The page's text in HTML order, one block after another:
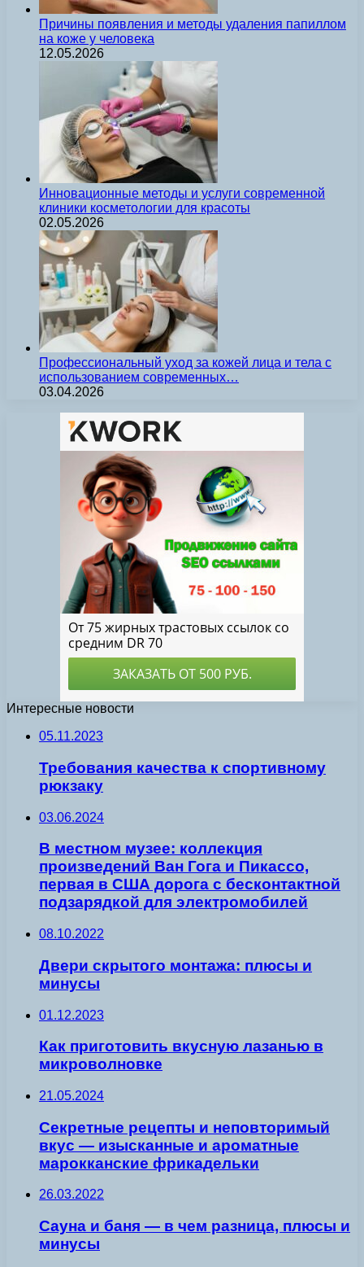
Причины появления и методы удаления папиллом
на коже у человека
12.05.2026
Инновационные методы и услуги современной
клиники косметологии для красоты
02.05.2026
Профессиональный уход за кожей лица и тела с
использованием современных…
03.04.2026
Интересные новости
05.11.2023
Требования качества к спортивному
рюкзаку
03.06.2024
В местном музее: коллекция
произведений Ван Гога и Пикассо,
первая в США дорога с бесконтактной
подзарядкой для электромобилей
08.10.2022
Двери скрытого монтажа: плюсы и
минусы
01.12.2023
Как приготовить вкусную лазанью в
микроволновке
21.05.2024
Секретные рецепты и неповторимый
вкус — изысканные и ароматные
марокканские фрикадельки
26.03.2022
Сауна и баня — в чем разница, плюсы и
минусы